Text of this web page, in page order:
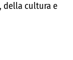
della cultura e